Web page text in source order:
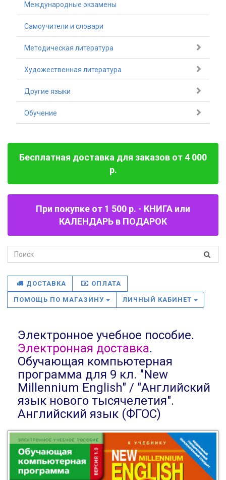
Международные экзамены
Самоучители и словари
Методическая литература
Художественная литература
Другие языки
Обучение
Бесплатная доставка для заказов от 4 000
р.
При покупке от 1 500 р. - КНИГА или
КАЛЕНДАРЬ в ПОДАРОК
ДОСТАВКА ОПЛАТА
ПОМОЩЬ ПО МАГАЗИНУ ЛИЧНЫЙ КАБИНЕТ
Электронное учебное пособие.
Электронная доставка.
Обучающая компьютерная
программа для 9 кл. "New
Millennium English" / "Английский
язык нового тысячелетия".
Английский язык (ФГОС)